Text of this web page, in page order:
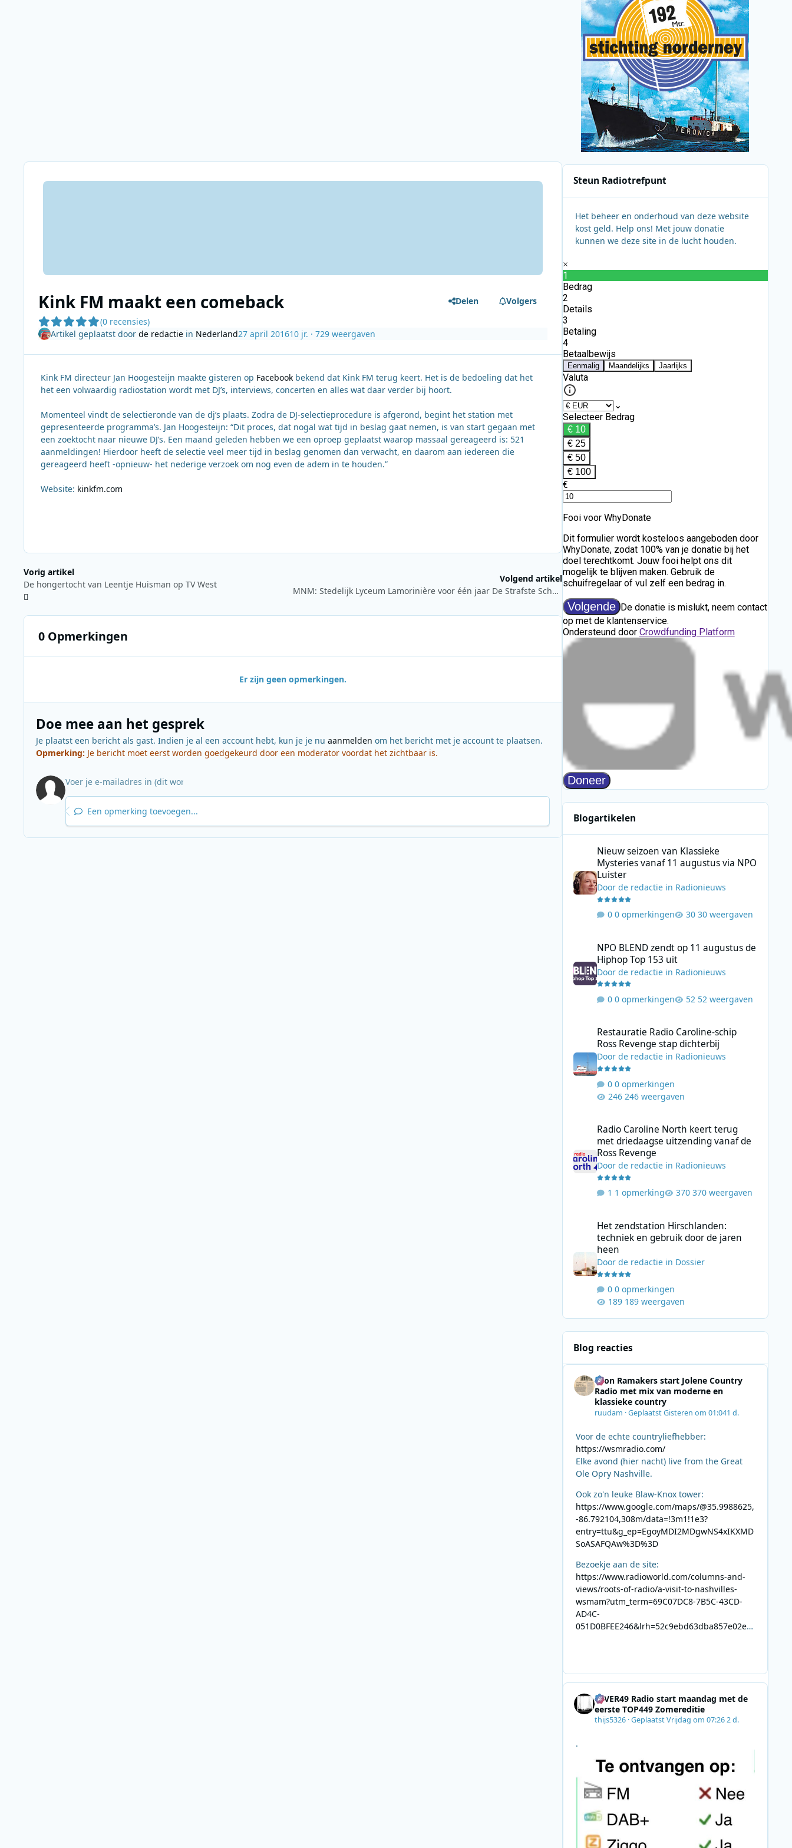
Kink FM maakt een comeback
(0 recensies)
Delen Volgers
Artikel geplaatst door de redactiein Nederland27 april 201610 jr. · 729 weergaven
Kink FM directeur Jan Hoogesteijn maakte gisteren op Facebook bekend dat Kink FM terug keert. Het is de bedoeling dat het
het een volwaardig radiostation wordt met DJ’s, interviews, concerten en alles wat daar verder bij hoort.
Momenteel vindt de selectieronde van de dj’s plaats. Zodra de DJ-selectieprocedure is afgerond, begint het station met
gepresenteerde programma’s. Jan Hoogesteijn: “Dit proces, dat nogal wat tijd in beslag gaat nemen, is van start gegaan met
een zoektocht naar nieuwe DJ’s. Een maand geleden hebben we een oproep geplaatst waarop massaal gereageerd is: 521
aanmeldingen! Hierdoor heeft de selectie veel meer tijd in beslag genomen dan verwacht, en daarom aan iedereen die
gereageerd heeft -opnieuw- het nederige verzoek om nog even de adem in te houden.”
Website: kinkfm.com
Vorig artikel
De hongertocht van Leentje Huisman op TV West
Volgend artikel
MNM: Stedelijk Lyceum Lamorinière voor één jaar De Strafste School
0 Opmerkingen
Er zijn geen opmerkingen.
Doe mee aan het gesprek
Je plaatst een bericht als gast. Indien je al een account hebt, kun je je nu aanmelden om het bericht met je account te plaatsen.
Opmerking: Je bericht moet eerst worden goedgekeurd door een moderator voordat het zichtbaar is.
Een opmerking toevoegen...
Steun Radiotrefpunt
Het beheer en onderhoud van deze website
kost geld. Help ons! Met jouw donatie
kunnen we deze site in de lucht houden.
Blogartikelen
Nieuw seizoen van Klassieke
Mysteries vanaf 11 augustus via NPO
Luister
Door de redactiein Radionieuws
0 opmerkingen 30 weergaven
NPO BLEND zendt op 11 augustus de
Hiphop Top 153 uit
Door de redactiein Radionieuws
0 opmerkingen 52 weergaven
Restauratie Radio Caroline-schip
Ross Revenge stap dichterbij
Door de redactiein Radionieuws
0 opmerkingen
246 weergaven
Radio Caroline North keert terug
met driedaagse uitzending vanaf de
Ross Revenge
Door de redactiein Radionieuws
1 opmerking 370 weergaven
Het zendstation Hirschlanden:
techniek en gebruik door de jaren
heen
Door de redactiein Dossier
0 opmerkingen
189 weergaven
Blog reacties
Leon Ramakers start Jolene Country
Radio met mix van moderne en
klassieke country
ruudam ·GeplaatstGisteren om 01:041 d.
Voor de echte countryliefhebber:
https://wsmradio.com/
Elke avond (hier nacht) live from the Great
Ole Opry Nashville.
Ook zo'n leuke Blaw-Knox tower:
https://www.google.com/maps/@35.9988625,
-86.792104,308m/data=!3m1!1e3?
entry=ttu&g_ep=EgoyMDI2MDgwNS4xIKXMD
SoASAFQAw%3D%3D
Bezoekje aan de site:
https://www.radioworld.com/columns-and-
views/roots-of-radio/a-visit-to-nashvilles-
wsmam?utm_term=69C07DC8-7B5C-43CD-
AD4C-
051D0BFEE246&lrh=52c9ebd63dba857e02ec
AB2831C8A639&utm_medium=email&utm_co
8F09201A140D&utm_source=SmartBrief
4EVER49 Radio start maandag met de
eerste TOP449 Zomereditie
thijs5326·GeplaatstVrijdag om 07:262 d.
.